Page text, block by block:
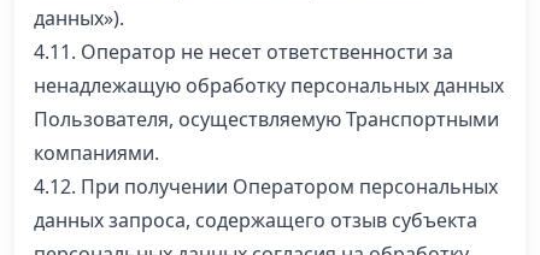
данных»).
4.11. Оператор не несет ответственности за
ненадлежащую обработку персональных данных
Пользователя, осуществляемую Транспортными
компаниями.
4.12. При получении Оператором персональных
данных запроса, содержащего отзыв субъекта